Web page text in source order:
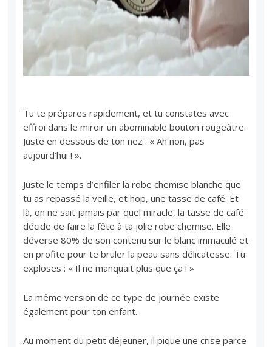
Tu te prépares rapidement, et tu constates avec
effroi dans le miroir un abominable bouton rougeâtre.
Juste en dessous de ton nez : « Ah non, pas
aujourd’hui ! ».
Juste le temps d’enfiler la robe chemise blanche que
tu as repassé la veille, et hop, une tasse de café. Et
là, on ne sait jamais par quel miracle, la tasse de café
décide de faire la fête à ta jolie robe chemise. Elle
déverse 80% de son contenu sur le blanc immaculé et
en profite pour te bruler la peau sans délicatesse. Tu
exploses : « Il ne manquait plus que ça ! »
La même version de ce type de journée existe
également pour ton enfant.
Au moment du petit déjeuner, il pique une crise parce